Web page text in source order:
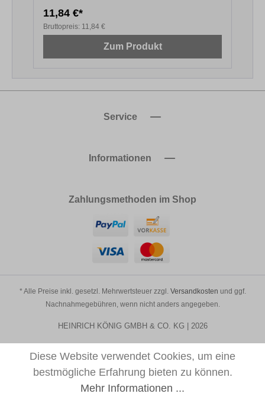
11,84 €*
Bruttopreis: 11,84 €
Zum Produkt
Service
Informationen
Zahlungsmethoden im Shop
* Alle Preise inkl. gesetzl. Mehrwertsteuer zzgl. Versandkosten und ggf.
Nachnahmegebühren, wenn nicht anders angegeben.
HEINRICH KÖNIG GMBH & CO. KG | 2026
Diese Website verwendet Cookies, um eine
bestmögliche Erfahrung bieten zu können.
Mehr Informationen ...